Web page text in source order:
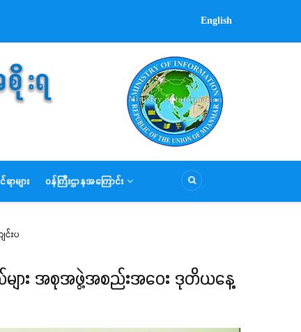
English
များ ဝန်ကြီးဌာနအကြောင်း
းပ
ျား အစုအဖွဲ့အစည်းအဝေး ဒုတိယနေ့